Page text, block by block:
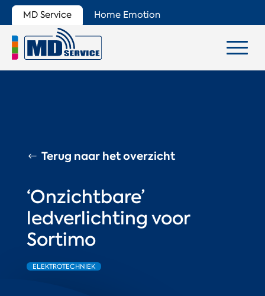
MD Service Home Emotion
Terug naar het overzicht
‘Onzichtbare’
ledverlichting voor
Sortimo
ELEKTROTECHNIEK